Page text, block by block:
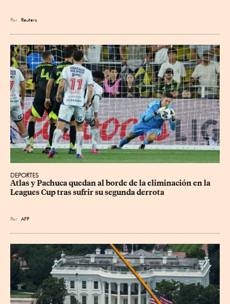
Por Reuters
DEPORTES
Atlas y Pachuca quedan al borde de la eliminación en la
Leagues Cup tras sufrir su segunda derrota
Por AFP